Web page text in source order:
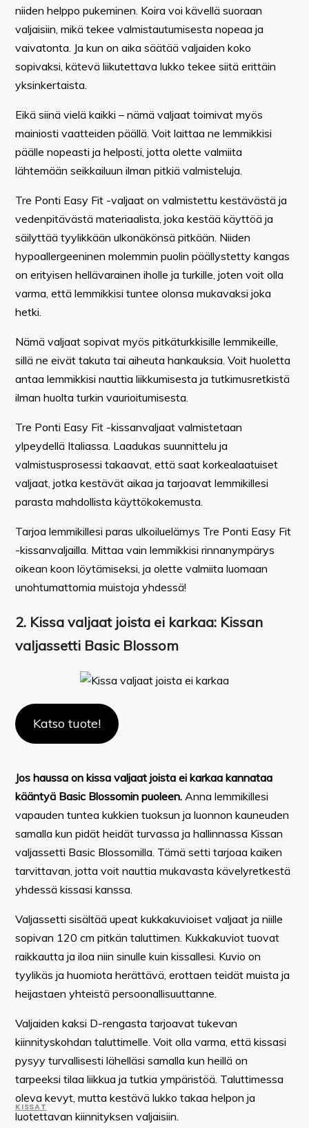
KISSAT
niiden helppo pukeminen. Koira voi kävellä suoraan
valjaisiin, mikä tekee valmistautumisesta nopeaa ja
vaivatonta. Ja kun on aika säätää valjaiden koko
sopivaksi, kätevä liikutettava lukko tekee siitä erittäin
yksinkertaista.
Eikä siinä vielä kaikki – nämä valjaat toimivat myös
mainiosti vaatteiden päällä. Voit laittaa ne lemmikkisi
päälle nopeasti ja helposti, jotta olette valmiita
lähtemään seikkailuun ilman pitkiä valmisteluja.
Tre Ponti Easy Fit -valjaat on valmistettu kestävästä ja
vedenpitävästä materiaalista, joka kestää käyttöä ja
säilyttää tyylikkään ulkonäkönsä pitkään. Niiden
hypoallergeeninen molemmin puolin päällystetty kangas
on erityisen hellävarainen iholle ja turkille, joten voit olla
varma, että lemmikkisi tuntee olonsa mukavaksi joka
hetki.
Nämä valjaat sopivat myös pitkäturkkisille lemmikeille,
sillä ne eivät takuta tai aiheuta hankauksia. Voit huoletta
antaa lemmikkisi nauttia liikkumisesta ja tutkimusretkistä
ilman huolta turkin vaurioitumisesta.
Tre Ponti Easy Fit -kissanvaljaat valmistetaan
ylpeydellä Italiassa. Laadukas suunnittelu ja
valmistusprosessi takaavat, että saat korkealaatuiset
valjaat, jotka kestävät aikaa ja tarjoavat lemmikillesi
parasta mahdollista käyttökokemusta.
Tarjoa lemmikillesi paras ulkoiluelämys Tre Ponti Easy Fit
-kissanvaljailla. Mittaa vain lemmikkisi rinnanympärys
oikean koon löytämiseksi, ja olette valmiita luomaan
unohtumattomia muistoja yhdessä!
2. Kissa valjaat joista ei karkaa: Kissan
valjassetti Basic Blossom
Katso tuote!
Jos haussa on kissa valjaat joista ei karkaa kannataa
kääntyä Basic Blossomin puoleen. Anna lemmikillesi
vapauden tuntea kukkien tuoksun ja luonnon kauneuden
samalla kun pidät heidät turvassa ja hallinnassa Kissan
valjassetti Basic Blossomilla. Tämä setti tarjoaa kaiken
tarvittavan, jotta voit nauttia mukavasta kävelyretkestä
yhdessä kissasi kanssa.
Valjassetti sisältää upeat kukkakuvioiset valjaat ja niille
sopivan 120 cm pitkän taluttimen. Kukkakuviot tuovat
raikkautta ja iloa niin sinulle kuin kissallesi. Kuvio on
tyylikäs ja huomiota herättävä, erottaen teidät muista ja
heijastaen yhteistä persoonallisuuttanne.
Valjaiden kaksi D-rengasta tarjoavat tukevan
kiinnityskohdan taluttimelle. Voit olla varma, että kissasi
pysyy turvallisesti lähelläsi samalla kun heillä on
tarpeeksi tilaa liikkua ja tutkia ympäristöä. Taluttimessa
oleva kevyt, mutta kestävä lukko takaa helpon ja
luotettavan kiinnityksen valjaisiin.